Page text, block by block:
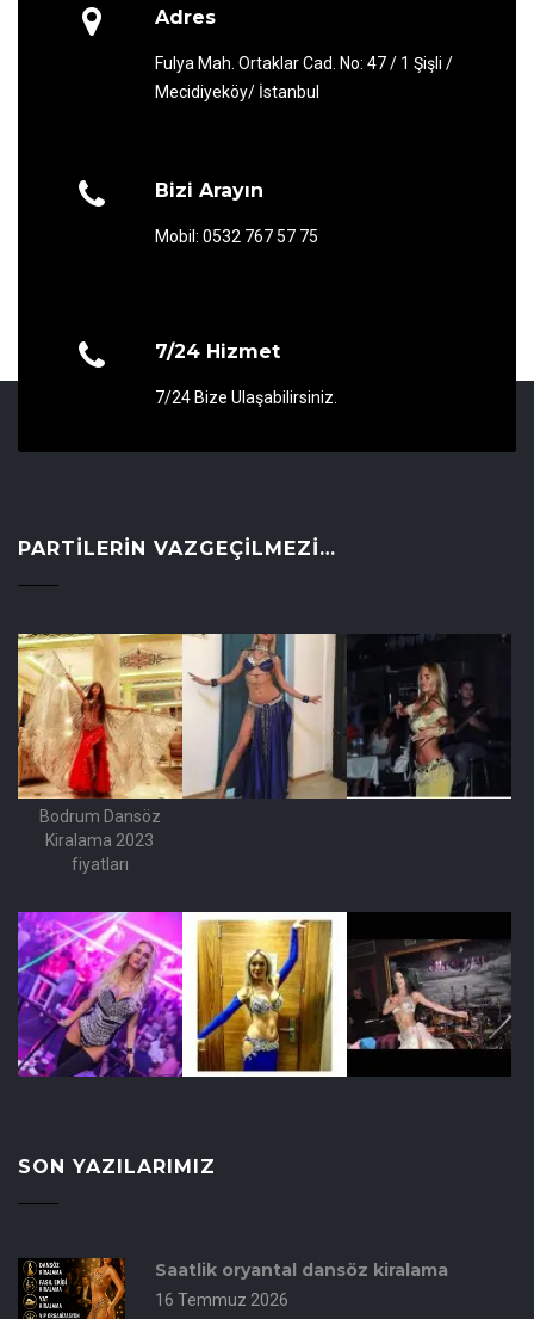
Adres
Fulya Mah. Ortaklar Cad. No: 47 / 1 Şişli /
Mecidiyeköy/ İstanbul
Bizi Arayın
Mobil: 0532 767 57 75
7/24 Hizmet
7/24 Bize Ulaşabilirsiniz.
PARTILERIN VAZGEÇILMEZI…
Bodrum Dansöz
Kiralama 2023
fiyatları
SON YAZILARIMIZ
Saatlik oryantal dansöz kiralama
16 Temmuz 2026